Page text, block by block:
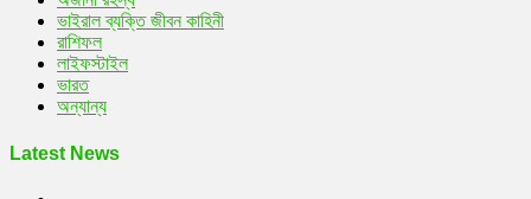
ভাইরাল ব্যক্তি জীবন কাহিনী
রাশিফল
লাইফস্টাইল
ভারত
অন্যান্য
Latest News